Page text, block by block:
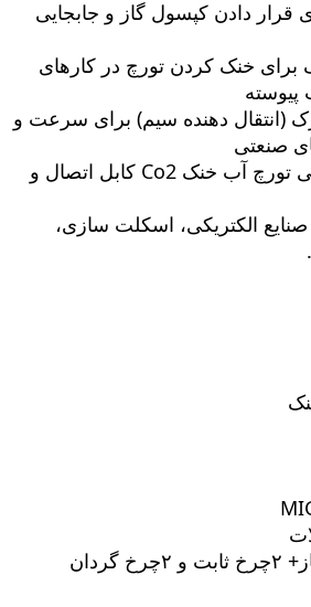
قرار دادن کپسول گاز و جابجایی
برای خنک کردن تورچ در کارهای
(انتقال دهنده سیم) برای سرعت و
صنعتی
دارای لوازم جانبی تورچ آب خنک Co2 کابل اتصال و
صنایع الکتریکی، اسکلت سازی،